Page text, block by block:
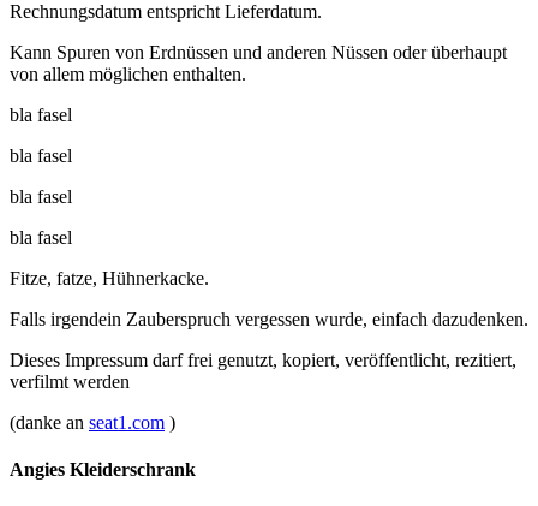
Rechnungsdatum entspricht Lieferdatum.
Kann Spuren von Erdnüssen und anderen Nüssen oder überhaupt
von allem möglichen enthalten.
bla fasel
bla fasel
bla fasel
bla fasel
Fitze, fatze, Hühnerkacke.
Falls irgendein Zauberspruch vergessen wurde, einfach dazudenken.
Dieses Impressum darf frei genutzt, kopiert, veröffentlicht, rezitiert,
verfilmt werden
(danke an seat1.com )
Angies Kleiderschrank